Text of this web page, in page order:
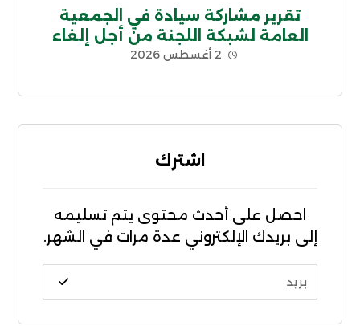
تقرير مشاركة سيادة في الجمعية
العامة لشبكة اللجنة من أجل إلغاء
الديون غير الشرعية CADTM بإفريقيا
2 أغسطس 2026
اشترك
احصل على أحدث محتوى يتم تسليمه
إلى بريدك الإلكتروني عدة مرات في الشهر.